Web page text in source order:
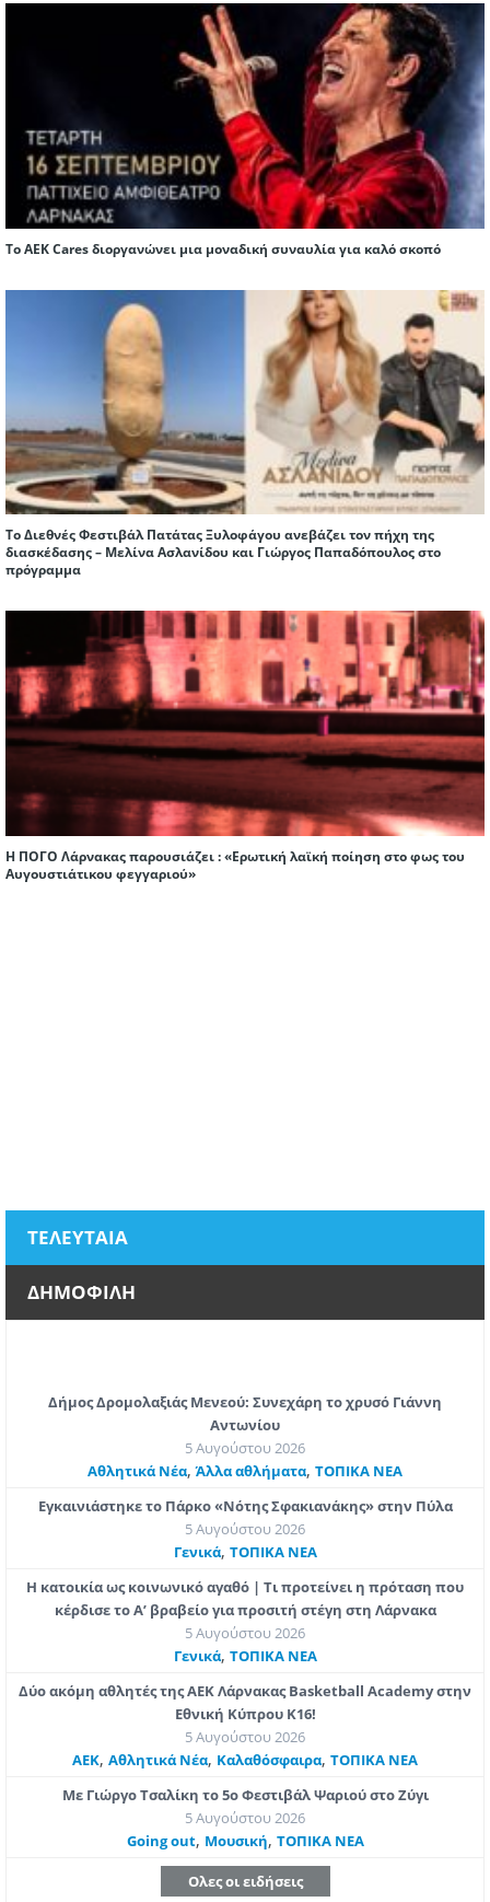
Το AEK Cares διοργανώνει μια μοναδική συναυλία για καλό σκοπό
Το Διεθνές Φεστιβάλ Πατάτας Ξυλοφάγου ανεβάζει τον πήχη της
διασκέδασης – Μελίνα Ασλανίδου και Γιώργος Παπαδόπουλος στο
πρόγραμμα
Η ΠΟΓΟ Λάρνακας παρουσιάζει : «Ερωτική λαϊκή ποίηση στο φως του
Αυγουστιάτικου φεγγαριού»
ΤΕΛΕΥΤΑΙΑ
ΔΗΜΟΦΙΛΗ
Δήμος Δρομολαξιάς Μενεού: Συνεχάρη το χρυσό Γιάννη
Αντωνίου
5 Αυγούστου 2026
Αθλητικά Νέα,Άλλα αθλήματα, ΤΟΠΙΚΑ ΝΕΑ
Εγκαινιάστηκε το Πάρκο «Νότης Σφακιανάκης» στην Πύλα
5 Αυγούστου 2026
Γενικά, ΤΟΠΙΚΑ ΝΕΑ
Η κατοικία ως κοινωνικό αγαθό | Τι προτείνει η πρόταση που
κέρδισε το Α’ βραβείο για προσιτή στέγη στη Λάρνακα
5 Αυγούστου 2026
Γενικά, ΤΟΠΙΚΑ ΝΕΑ
Δύο ακόμη αθλητές της ΑΕΚ Λάρνακας Basketball Academy στην
Εθνική Κύπρου Κ16!
5 Αυγούστου 2026
ΑΕΚ, Αθλητικά Νέα, Καλαθόσφαιρα, ΤΟΠΙΚΑ ΝΕΑ
Με Γιώργο Τσαλίκη το 5ο Φεστιβάλ Ψαριού στο Ζύγι
5 Αυγούστου 2026
Going out, Μουσική, ΤΟΠΙΚΑ ΝΕΑ
Ολες οι ειδήσεις